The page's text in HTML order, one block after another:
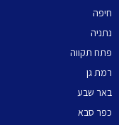
חיפה
נתניה
פתח תקווה
רמת גן
באר שבע
כפר סבא